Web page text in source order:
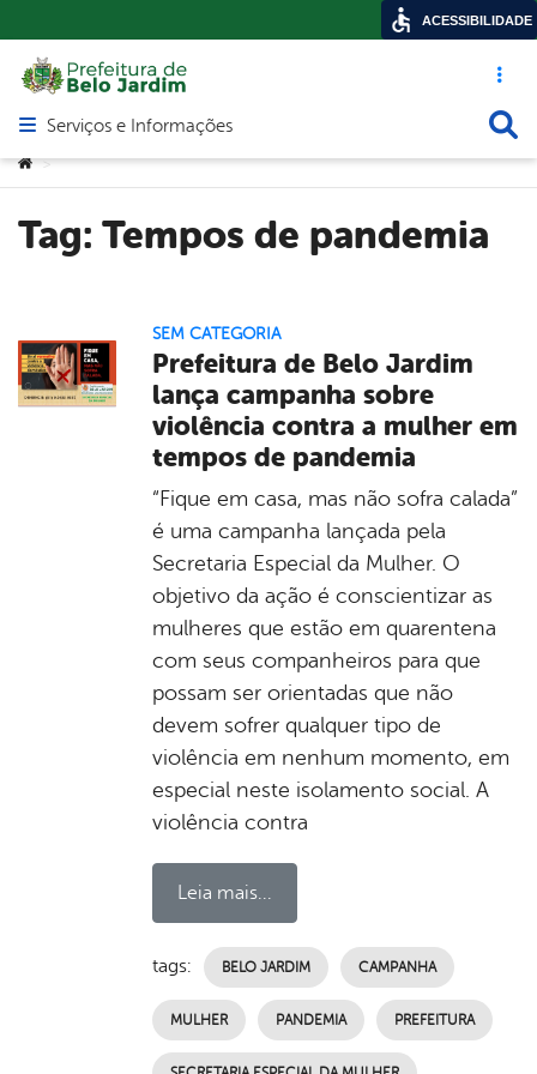
Acesso
Abrir menu principal de navegação
Serviços e Informações
Você está aqui:
>
Tag: Tempos de pandemia
SEM CATEGORIA
Prefeitura de Belo Jardim
lança campanha sobre
violência contra a mulher em
tempos de pandemia
“Fique em casa, mas não sofra calada”
é uma campanha lançada pela
Secretaria Especial da Mulher. O
objetivo da ação é conscientizar as
mulheres que estão em quarentena
com seus companheiros para que
possam ser orientadas que não
devem sofrer qualquer tipo de
violência em nenhum momento, em
especial neste isolamento social. A
violência contra
Leia mais...
tags: BELO JARDIM CAMPANHA
MULHER PANDEMIA PREFEITURA
ACESSIBILIDADE